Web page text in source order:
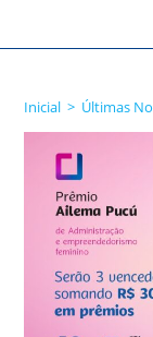
Inicial > Últimas